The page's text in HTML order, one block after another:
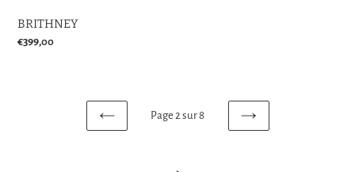
BRITHNEY
Prix
€399,00
PAGE
Page 2 sur 8
PAGE